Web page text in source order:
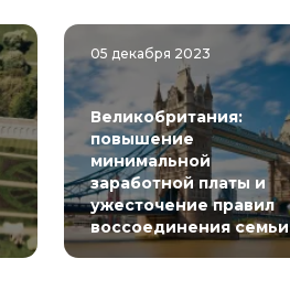
05 декабря 2023
Великобритания:
повышение
минимальной
заработной платы и
ужесточение правил
воссоединения семьи